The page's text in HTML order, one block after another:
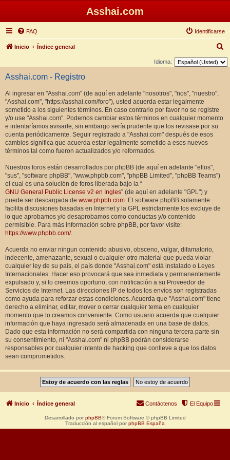
Asshai.com
FAQ Identificarse
Inicio Índice general
u
Idioma:
Asshai.com - Registro
Al ingresar en "Asshai.com" (de aquí en adelante "nosotros", "nos", "nuestro",
"Asshai.com", "https://asshai.com/foro"), usted acuerda estar legalmente
sometido a los siguientes términos. En caso contrario por favor no se registre
y/o use "Asshai.com". Podemos cambiar estos términos en cualquier momento
e intentaríamos avisarle, sin embargo sería prudente que los revisase por su
cuenta periódicamente. Seguir registrado a "Asshai.com" después de esos
cambios significa que acuerda estar legalmente sometido a esos nuevos
términos tal como fueron actualizados y/o reformados.
Nuestros foros están desarrollados por phpBB (de aquí en adelante "ellos",
"sus", "software phpBB", "www.phpbb.com", "phpBB Limited", "phpBB Teams")
el cual es una solución de foros liberada bajo la “
GNU General Public License v2 en Ingles” (de aquí en adelante "GPL") y
puede ser descargada de www.phpbb.com. El software phpBB solamente
facilita discusiones basadas en Internet y la GPL estrictamente los excluye de
lo que aprobamos y/o desaprobamos como conductas y/o contenido
permisible. Para más información sobre phpBB, por favor visite:
https://www.phpbb.com/.
Acuerda no enviar ningun contenido abusivo, obsceno, vulgar, difamatorio,
indecente, amenazante, sexual o cualquier otro material que pueda violar
cualquier ley de su país, el país donde "Asshai.com" está instalado o Leyes
Internacionales. Hacer eso provocará que sea inmediata y permanentemente
expulsado y, si lo creemos oportuno, con notificación a su Proveedor de
Servicios de Internet. Las direcciones IP de todos los envíos son registradas
como ayuda para reforzar estas condiciones. Acuerda que "Asshai.com" tiene
derecho a eliminar, editar, mover o cerrar cualquier tema en cualquier
momento que lo creamos conveniente. Como usuario acuerda que cualquier
información que haya ingresado será almacenada en una base de datos.
Dado que esta información no será compartida con ninguna tercera parte sin
su consentimiento, ni "Asshai.com" ni phpBB podrán considerarse
responsables por cualquier intento de hacking que conlleve a que los datos
sean comprometidos.
Inicio Índice general El Equipo
Contáctenos
Desarrollado por phpBB® Forum Software © phpBB Limited
Traducción al español por phpBB España